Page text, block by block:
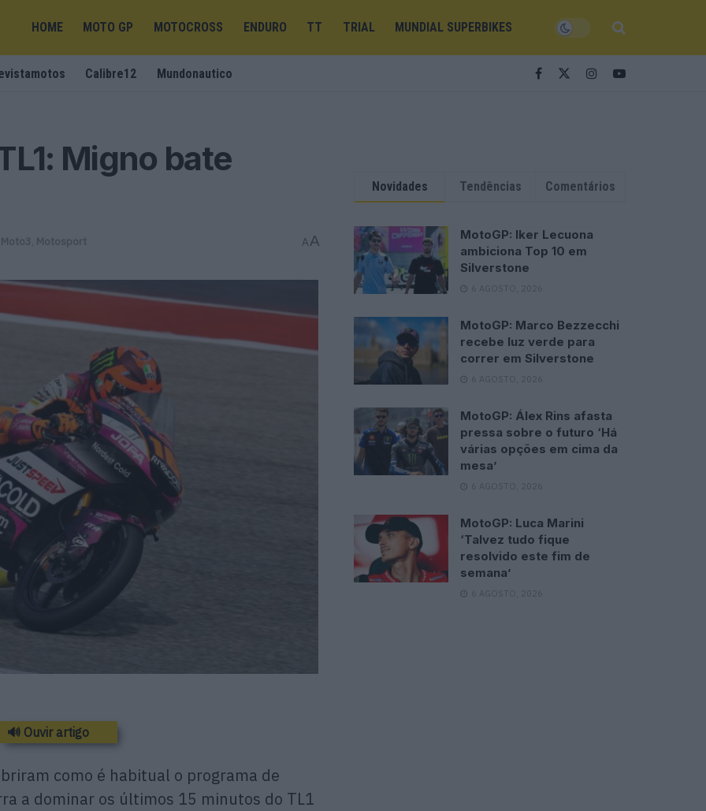
HOME MOTO GP MOTOCROSS ENDURO TT TRIAL MUNDIAL SUPERBIKES
Calibre12 Mundonautico
Migno bate
Moto3 Motosport AA
🔊 Ouvir artigo
como é habitual o programa de
a dominar os últimos 15 minutos do TL1
Novidades Tendências Comentários
MotoGP: Iker Lecuona
ambiciona Top 10 em
Silverstone
6 AGOSTO, 2026
MotoGP: Marco Bezzecchi
recebe luz verde para
correr em Silverstone
6 AGOSTO, 2026
MotoGP: Álex Rins afasta
pressa sobre o futuro ‘Há
várias opções em cima da
mesa’
6 AGOSTO, 2026
MotoGP: Luca Marini
‘Talvez tudo fique
resolvido este fim de
semana’
6 AGOSTO, 2026